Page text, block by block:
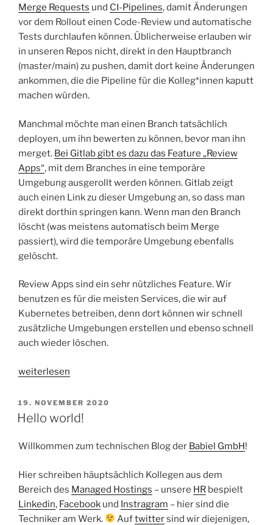
Merge Requests und CI-Pipelines, damit Änderungen
vor dem Rollout einen Code-Review und automatische
Tests durchlaufen können. Üblicherweise erlauben wir
in unseren Repos nicht, direkt in den Hauptbranch
(master/main) zu pushen, damit dort keine Änderungen
ankommen, die die Pipeline für die Kolleg*innen kaputt
machen würden.
Manchmal möchte man einen Branch tatsächlich
deployen, um ihn bewerten zu können, bevor man ihn
merget. Bei Gitlab gibt es dazu das Feature „Review
Apps“, mit dem Branches in eine temporäre
Umgebung ausgerollt werden können. Gitlab zeigt
auch einen Link zu dieser Umgebung an, so dass man
direkt dorthin springen kann. Wenn man den Branch
löscht (was meistens automatisch beim Merge
passiert), wird die temporäre Umgebung ebenfalls
gelöscht.
Review Apps sind ein sehr nützliches Feature. Wir
benutzen es für die meisten Services, die wir auf
Kubernetes betreiben, denn dort können wir schnell
zusätzliche Umgebungen erstellen und ebenso schnell
auch wieder löschen.
„Featurebranches
Gitlab
auf
Stage-
testen“
weiterlesen
VERÖFFENTLICHT
AM
19. NOVEMBER 2020
Hello world!
Willkommen zum technischen Blog der Babiel GmbH!
Hier schreiben häuptsächlich Kollegen aus dem
Bereich des Managed Hostings – unsere HR bespielt
Linkedin, Facebook und Instragram – hier sind die
Techniker am Werk.
Auftwittersind wir diejenigen,